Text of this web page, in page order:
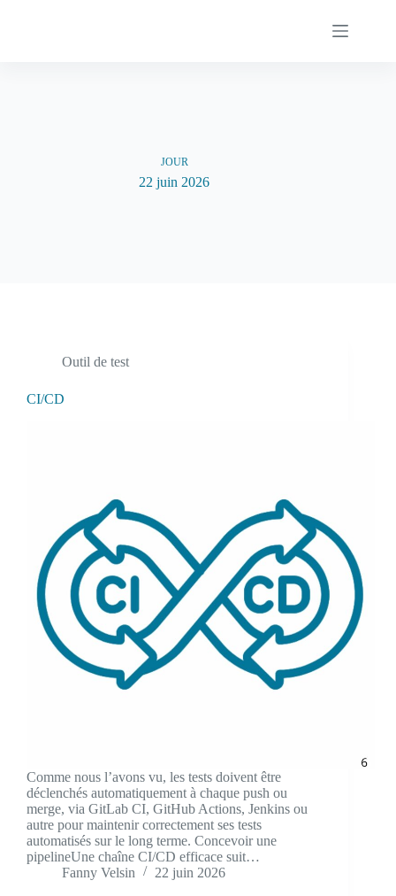
JOUR
22 juin 2026
Outil de test
CI/CD
Comme nous l’avons vu, les tests doivent être
déclenchés automatiquement à chaque push ou
merge, via GitLab CI, GitHub Actions, Jenkins ou
autre pour maintenir correctement ses tests
automatisés sur le long terme. Concevoir une
pipelineUne chaîne CI/CD efficace suit…
Fanny Velsin
22 juin 2026